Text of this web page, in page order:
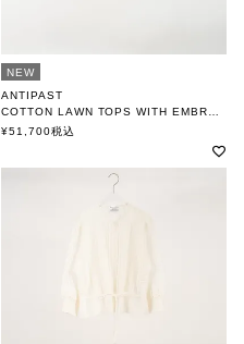
NEW
ANTIPAST
COTTON LAWN TOPS WITH EMBROIDERY
アンティパスト
¥51,700税込